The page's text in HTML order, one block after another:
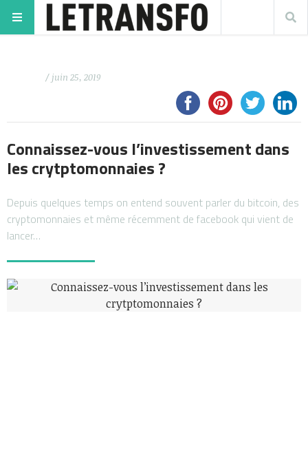
/ juin 25, 2019
Connaissez-vous l’investissement dans
les crytptomonnaies ?
Depuis quelques temps on entend souvent parler du bitcoin, des
cryptomonnaies et même récemment de facebook qui vient de
lancer…